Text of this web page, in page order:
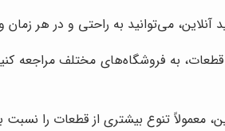
آنلاین، می‌توانید به راحتی و در هر
به فروشگاه‌های مختلف مراجعه
معمولاً تنوع بیشتری از قطعات را